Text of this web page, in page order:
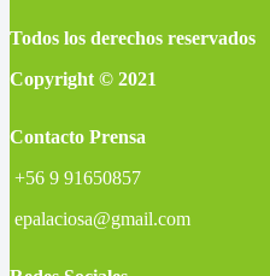
Todos los derechos reservados
Copyright © 2021
Contacto Prensa
+56 9 91650857
epalaciosa@gmail.com